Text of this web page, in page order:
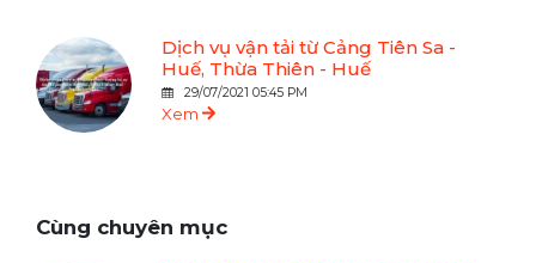
Dịch vụ vận tải từ Cảng Tiên Sa -
Huế, Thừa Thiên - Huế
29/07/2021 05:45 PM
Xem
Cùng chuyên mục